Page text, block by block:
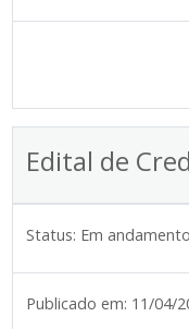
Edital de
Status: Em andamento
Publicado em: 11/04/